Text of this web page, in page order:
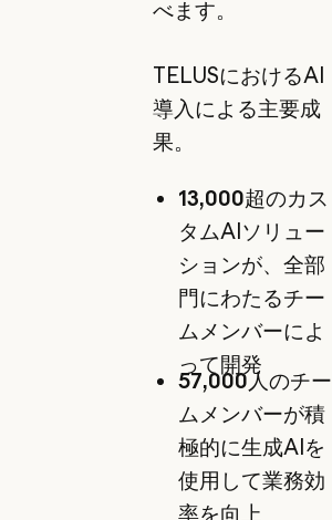
べます。
TELUSにおけるAI
導入による主要成
果。
13,000超のカス
タムAIソリュー
ションが、全部
門にわたるチー
ムメンバーによ
って開発
57,000人のチー
ムメンバーが積
極的に生成AIを
使用して業務効
率を向上